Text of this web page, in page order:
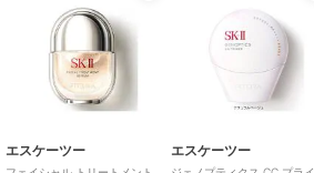
エスケーツー エスケーツー